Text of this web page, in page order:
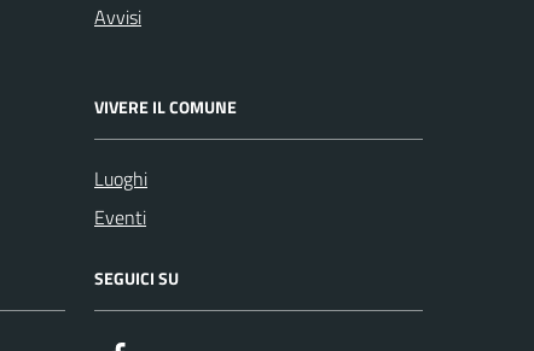
Avvisi
VIVERE IL COMUNE
Luoghi
Eventi
SEGUICI SU